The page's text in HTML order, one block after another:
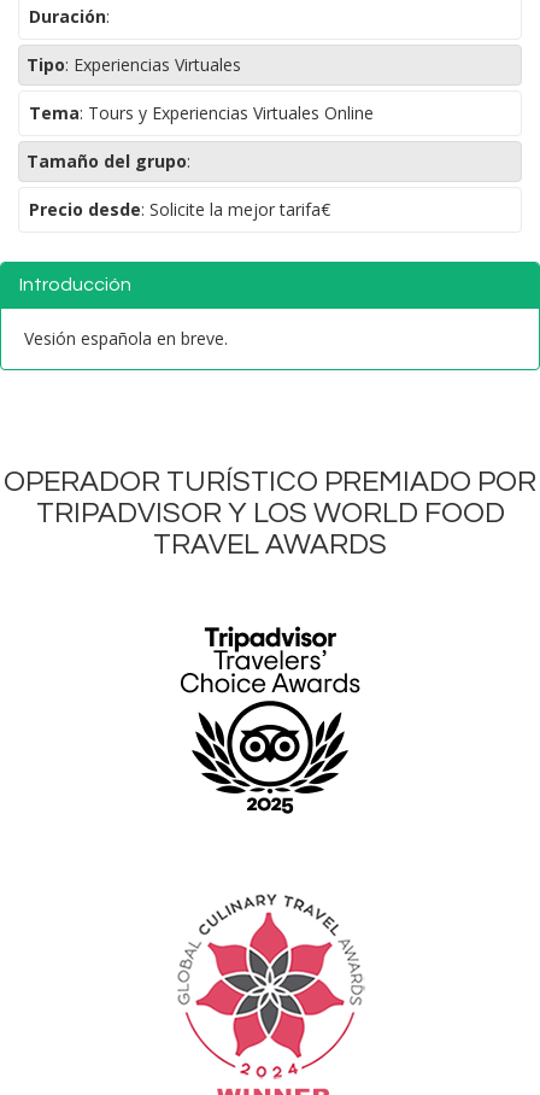
Duración:
Tipo: Experiencias Virtuales
Tema: Tours y Experiencias Virtuales Online
Tamaño del grupo:
Precio desde: Solicite la mejor tarifa€
Introducción
Vesión española en breve.
OPERADOR TURÍSTICO PREMIADO POR
TRIPADVISOR Y LOS WORLD FOOD
TRAVEL AWARDS